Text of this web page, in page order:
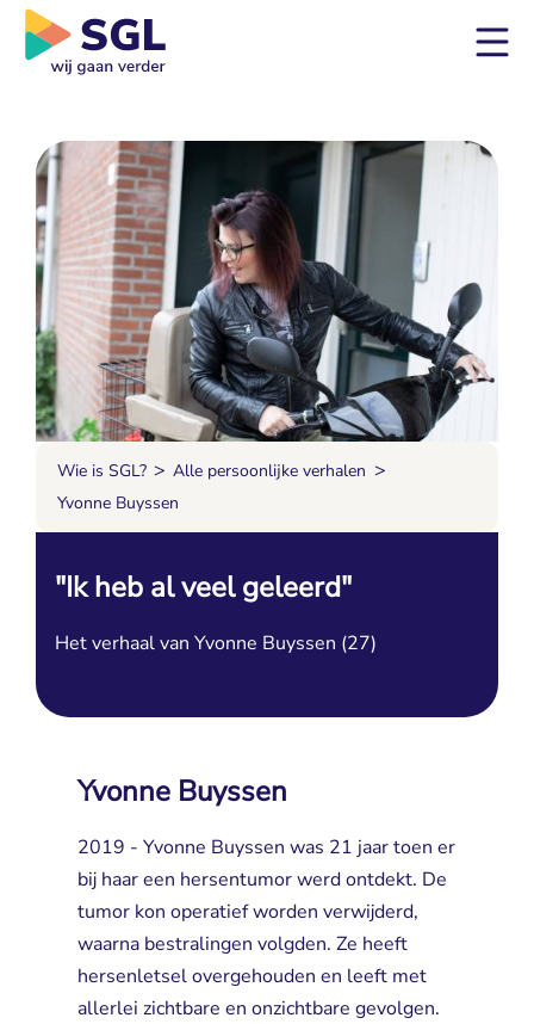
"Ik heb al veel geleerd"
Het verhaal van Yvonne Buyssen (27)
Wie is SGL? > Alle persoonlijke verhalen >
Yvonne Buyssen
Yvonne Buyssen
2019 - Yvonne Buyssen was 21 jaar toen er
bij haar een hersentumor werd ontdekt. De
tumor kon operatief worden verwijderd,
waarna bestralingen volgden. Ze heeft
hersenletsel overgehouden en leeft met
allerlei zichtbare en onzichtbare gevolgen.